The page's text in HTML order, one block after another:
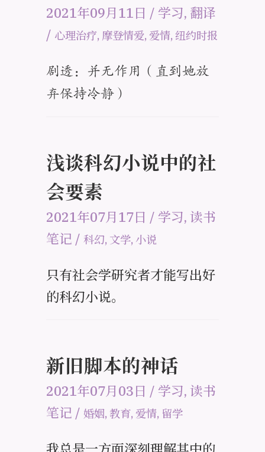
2021年09月11日 / 学习, 翻译
/ 心理治疗, 摩登情爱,爱情, 纽约时报
剧透：并无作用（直到她放
弃保持冷静）
浅谈科幻小说中的社
会要素
2021年07月17日 / 学习,读书
笔记 /科幻, 文学, 小说
只有社会学研究者才能写出好
的科幻小说。
新旧脚本的神话
2021年07月03日 / 学习,读书
笔记 / 婚姻, 教育,爱情, 留学